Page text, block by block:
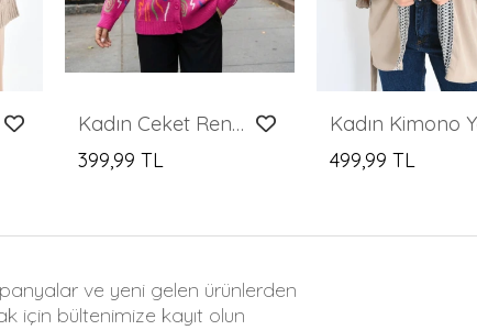
Kadın Ceket Renkli Desenli V Yaka Düğmeli Kadın Ceket
399,99 TL
499,99 TL
ve yeni gelen ürünlerden
için bültenimize kayıt olun